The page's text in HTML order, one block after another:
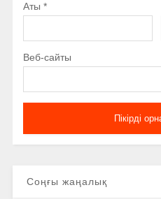
Аты *
Веб-сайты
Соңғы жаңалық